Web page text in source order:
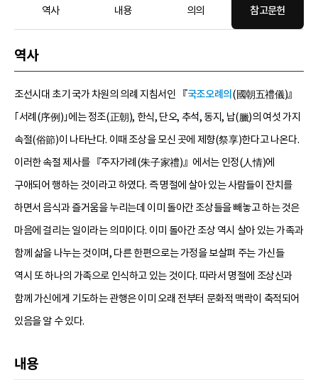
역사 내용 의의 참고문헌
역사
조선시대 초기 국가 차원의 의례 지침서인 『국조오례의 (國朝五禮儀)』
｢서례(序例)｣에는 정조(正朝), 한식, 단오, 추석, 동지, 납(臘)의 여섯 가지
속절(俗節)이 나타난다. 이때 조상을 모신 곳에 제향(祭享)한다고 나온다.
이러한 속절 제사를 『주자가례(朱子家禮)』에서는 인정(人情)에
구애되어 행하는 것이라고 하였다. 즉 명절에 살아 있는 사람들이 잔치를
하면서 음식과 즐거움을 누리는데 이미 돌아간 조상들을 빼놓고 하는 것은
마음에 걸리는 일이라는 의미이다. 이미 돌아간 조상 역시 살아 있는 가족과
함께 삶을 나누는 것이며, 다른 한편으로는 가정을 보살펴 주는 가신들
역시 또 하나의 가족으로 인식하고 있는 것이다. 따라서 명절에 조상신과
함께 가신에게 기도하는 관행은 이미 오래 전부터 문화적 맥락이 축적되어
있음을 알 수 있다.
내용